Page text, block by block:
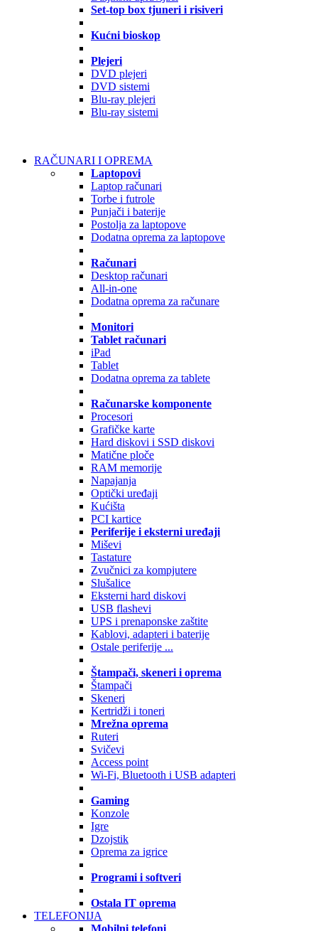
Set-top box tjuneri i risiveri
Kućni bioskop
Plejeri
DVD plejeri
DVD sistemi
Blu-ray plejeri
Blu-ray sistemi
RAČUNARI I OPREMA
Laptopovi
Laptop računari
Torbe i futrole
Punjači i baterije
Postolja za laptopove
Dodatna oprema za laptopove
Računari
Desktop računari
All-in-one
Dodatna oprema za računare
Monitori
Tablet računari
iPad
Tablet
Dodatna oprema za tablete
Računarske komponente
Procesori
Grafičke karte
Hard diskovi i SSD diskovi
Matične ploče
RAM memorije
Napajanja
Optički uređaji
Kućišta
PCI kartice
Periferije i eksterni uređaji
Miševi
Tastature
Zvučnici za kompjutere
Slušalice
Eksterni hard diskovi
USB flashevi
UPS i prenaponske zaštite
Kablovi, adapteri i baterije
Ostale periferije ...
Štampači, skeneri i oprema
Štampači
Skeneri
Kertridži i toneri
Mrežna oprema
Ruteri
Svičevi
Access point
Wi-Fi, Bluetooth i USB adapteri
Gaming
Konzole
Igre
Dzojstik
Oprema za igrice
Programi i softveri
Ostala IT oprema
TELEFONIJA
Mobilni telefoni